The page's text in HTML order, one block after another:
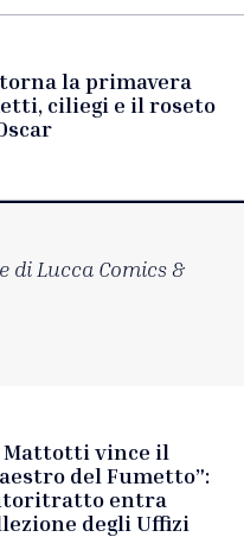
la primavera
ciliegi e il roseto
di Lucca Comics &
Mattotti vince il
del Fumetto”:
entra
degli Uffizi